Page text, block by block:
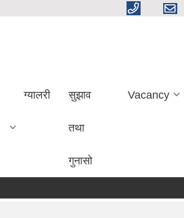
ग्यालरी सुझाव
तथा
गुनासो
Vacancy